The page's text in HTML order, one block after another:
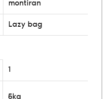
montiran
Lazy bag
1
5kg